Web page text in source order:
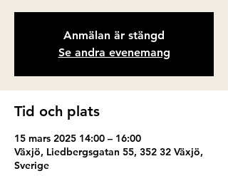
Anmälan är stängd
Se andra evenemang
Tid och plats
15 mars 2025 14:00 – 16:00
Växjö, Liedbergsgatan 55, 352 32 Växjö,
Sverige